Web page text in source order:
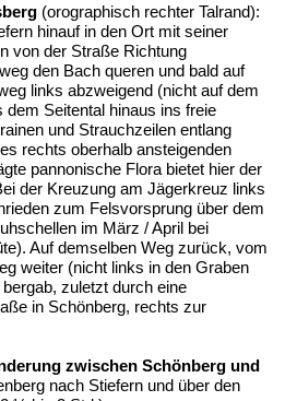
(orographisch rechter Talrand):
hinauf in den Ort mit seiner
von der Straße Richtung
den Bach queren und bald auf
links abzweigend (nicht auf dem
Seitental hinaus ins freie
und Strauchzeilen entlang
rechts oberhalb ansteigenden
pannonische Flora bietet hier der
der Kreuzung am Jägerkreuz links
zum Felsvorsprung über dem
im März / April bei
Auf demselben Weg zurück, vom
weiter (nicht links in den Graben
zuletzt durch eine
in Schönberg, rechts zur
zwischen Schönberg und
nach Stiefern und über den